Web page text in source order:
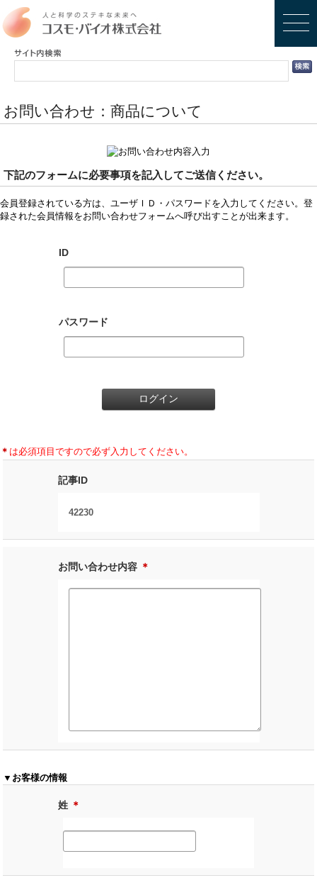
お問い合わせ：商品について
下記のフォームに必要事項を記入してご送信ください。
会員登録されている方は、ユーザＩＤ・パスワードを入力してください。登
録された会員情報をお問い合わせフォームへ呼び出すことが出来ます。
ID
パスワード
＊ は必須項目ですので必ず入力してください。
記事ID
42230
お問い合わせ内容 ＊
▼お客様の情報
姓 ＊